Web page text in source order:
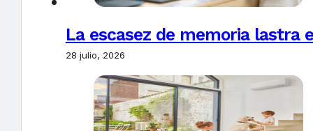
La escasez de memoria lastra
28 julio, 2026